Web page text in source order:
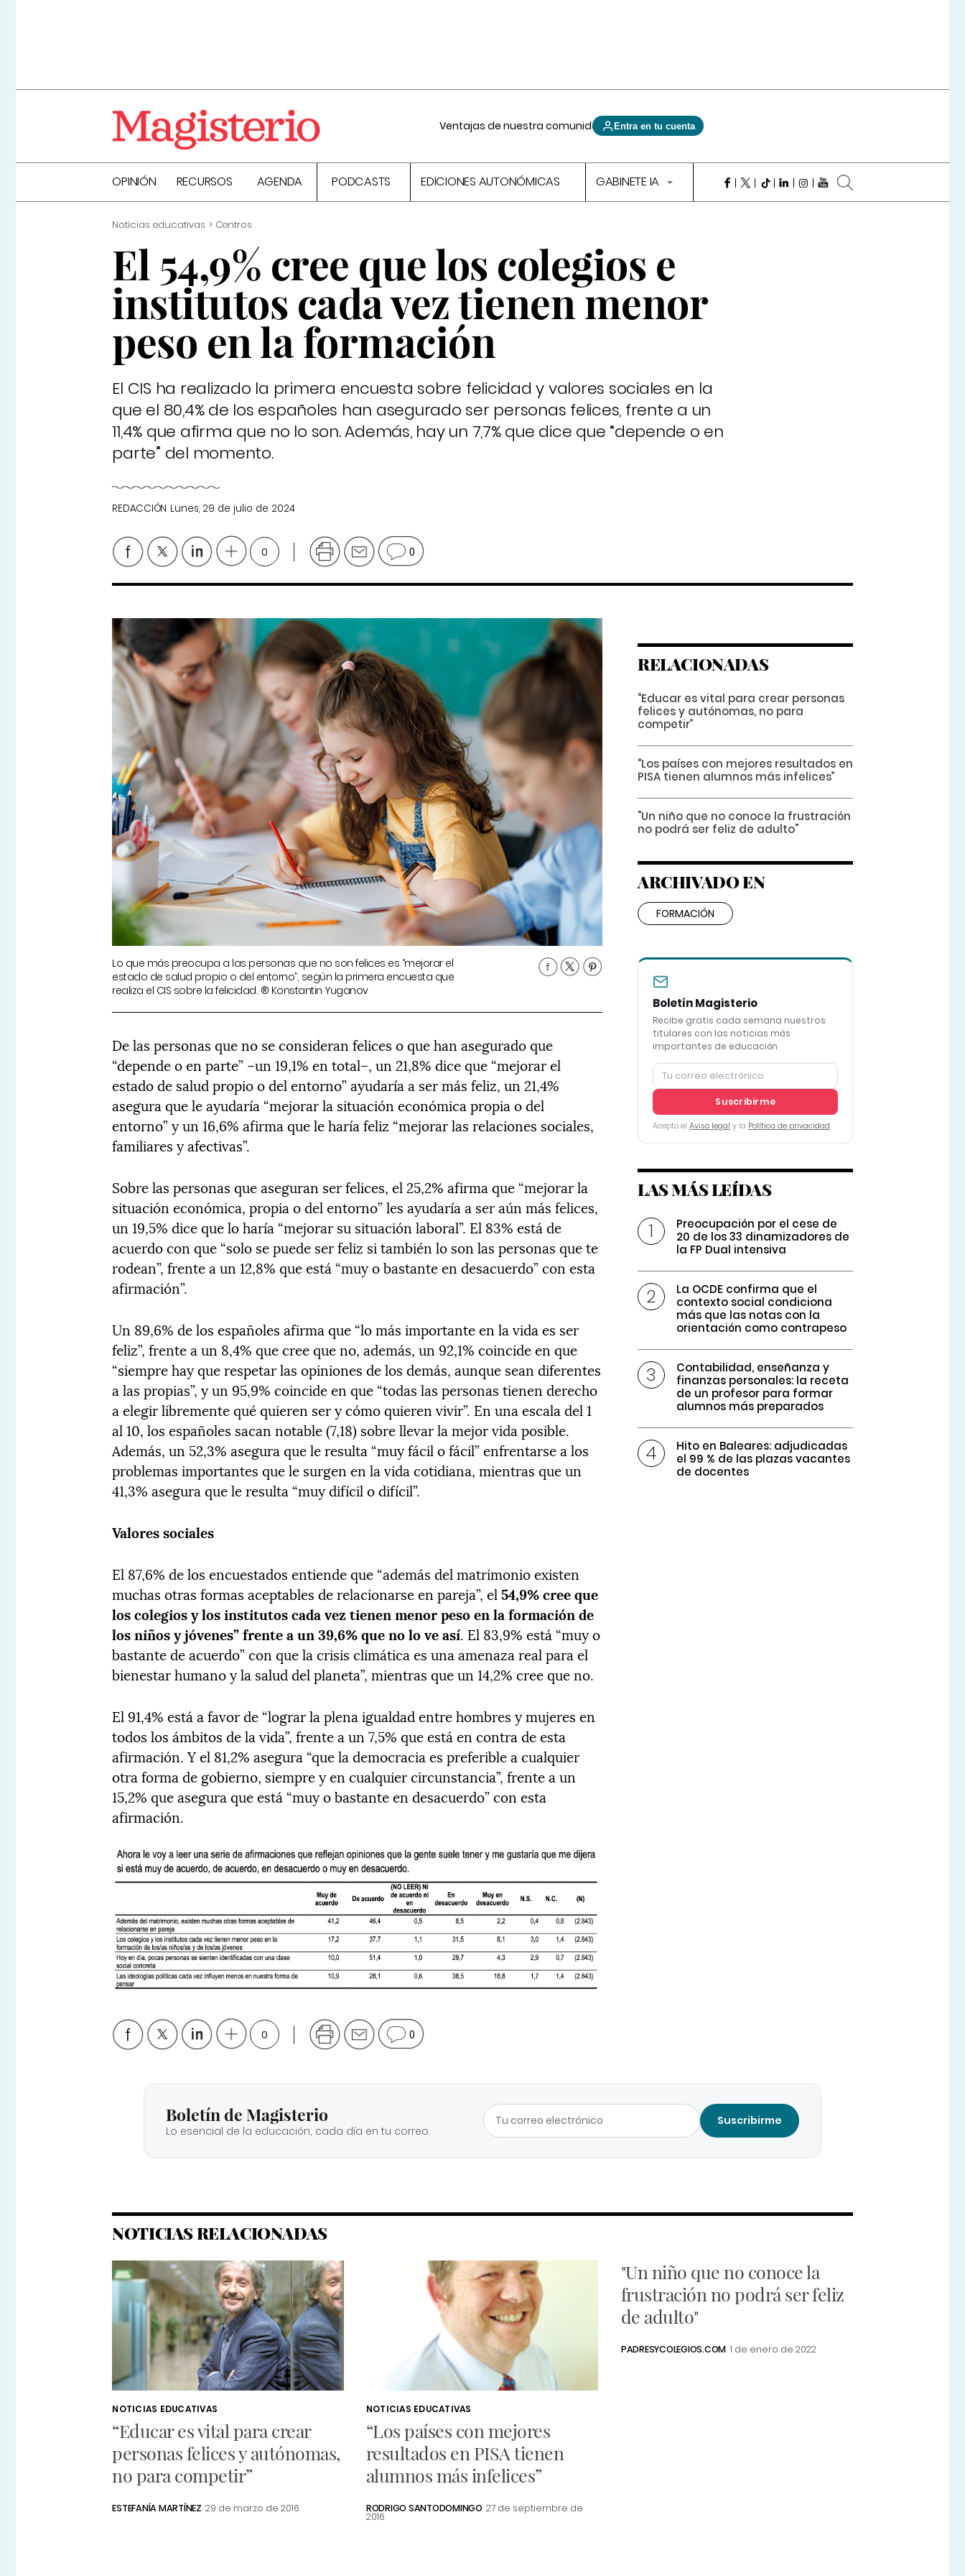
Ventajas de nuestra comunidad Entra en tu cuenta
OPINIÓN RECURSOS AGENDA PODCASTS EDICIONES AUTONÓMICAS GABINETE IA
Noticias educativas Centros
El 54,9% cree que los colegios e
institutos cada vez tienen menor
peso en la formación
El CIS ha realizado la primera encuesta sobre felicidad y valores sociales en la
que el 80,4% de los españoles han asegurado ser personas felices, frente a un
11,4% que afirma que no lo son. Además, hay un 7,7% que dice que “depende o en
parte” del momento.
REDACCIÓN Lunes, 29 de julio de 2024
0 0
Lo que más preocupa a las personas que no son felices es “mejorar el
estado de salud propio o del entorno”, según la primera encuesta que
realiza el CIS sobre la felicidad. ® Konstantin Yuganov
De las personas que no se consideran felices o que han asegurado que
“depende o en parte” –un 19,1% en total–, un 21,8% dice que “mejorar el
estado de salud propio o del entorno” ayudaría a ser más feliz, un 21,4%
asegura que le ayudaría “mejorar la situación económica propia o del
entorno” y un 16,6% afirma que le haría feliz “mejorar las relaciones sociales,
familiares y afectivas”.
Sobre las personas que aseguran ser felices, el 25,2% afirma que “mejorar la
situación económica, propia o del entorno” les ayudaría a ser aún más felices,
un 19,5% dice que lo haría “mejorar su situación laboral”. El 83% está de
acuerdo con que “solo se puede ser feliz si también lo son las personas que te
rodean”, frente a un 12,8% que está “muy o bastante en desacuerdo” con esta
afirmación”.
Un 89,6% de los españoles afirma que “lo más importante en la vida es ser
feliz”, frente a un 8,4% que cree que no, además, un 92,1% coincide en que
“siempre hay que respetar las opiniones de los demás, aunque sean diferentes
a las propias”, y un 95,9% coincide en que “todas las personas tienen derecho
a elegir libremente qué quieren ser y cómo quieren vivir”. En una escala del 1
al 10, los españoles sacan notable (7,18) sobre llevar la mejor vida posible.
Además, un 52,3% asegura que le resulta “muy fácil o fácil” enfrentarse a los
problemas importantes que le surgen en la vida cotidiana, mientras que un
41,3% asegura que le resulta “muy difícil o difícil”.
Valores sociales
El 87,6% de los encuestados entiende que “además del matrimonio existen
muchas otras formas aceptables de relacionarse en pareja”, el54,9% cree que
los colegios y los institutos cada vez tienen menor peso en la formación de
los niños y jóvenes” frente a un 39,6% que no lo ve así. El 83,9% está “muy o
bastante de acuerdo” con que la crisis climática es una amenaza real para el
bienestar humano y la salud del planeta”, mientras que un 14,2% cree que no.
El 91,4% está a favor de “lograr la plena igualdad entre hombres y mujeres en
todos los ámbitos de la vida”, frente a un 7,5% que está en contra de esta
afirmación. Y el 81,2% asegura “que la democracia es preferible a cualquier
otra forma de gobierno, siempre y en cualquier circunstancia”, frente a un
15,2% que asegura que está “muy o bastante en desacuerdo” con esta
afirmación.
0 0
RELACIONADAS
“Educar es vital para crear personas
felices y autónomas, no para
competir”
“Los países con mejores resultados en
PISA tienen alumnos más infelices”
"Un niño que no conoce la frustración
no podrá ser feliz de adulto"
ARCHIVADO EN
FORMACIÓN
Boletín Magisterio
Recibe gratis cada semana nuestros
titulares con las noticias más
importantes de educación
Suscribirme
Acepto el Aviso legal y la Política de privacidad
LAS MÁS LEÍDAS
Preocupación por el cese de
20 de los 33 dinamizadores de
la FP Dual intensiva
La OCDE confirma que el
contexto social condiciona
más que las notas con la
orientación como contrapeso
Contabilidad, enseñanza y
finanzas personales: la receta
de un profesor para formar
alumnos más preparados
Hito en Baleares: adjudicadas
el 99 % de las plazas vacantes
de docentes
Boletín de Magisterio
Lo esencial de la educación, cada día en tu correo.
Suscribirme
NOTICIAS RELACIONADAS
NOTICIAS EDUCATIVAS
“Educar es vital para crear
personas felices y autónomas,
no para competir”
ESTEFANÍA MARTÍNEZ 29 de marzo de 2016
NOTICIAS EDUCATIVAS
“Los países con mejores
resultados en PISA tienen
alumnos más infelices”
RODRIGO SANTODOMINGO 27 de septiembre de
2016
"Un niño que no conoce la
frustración no podrá ser feliz
de adulto"
PADRESYCOLEGIOS.COM 1 de enero de 2022